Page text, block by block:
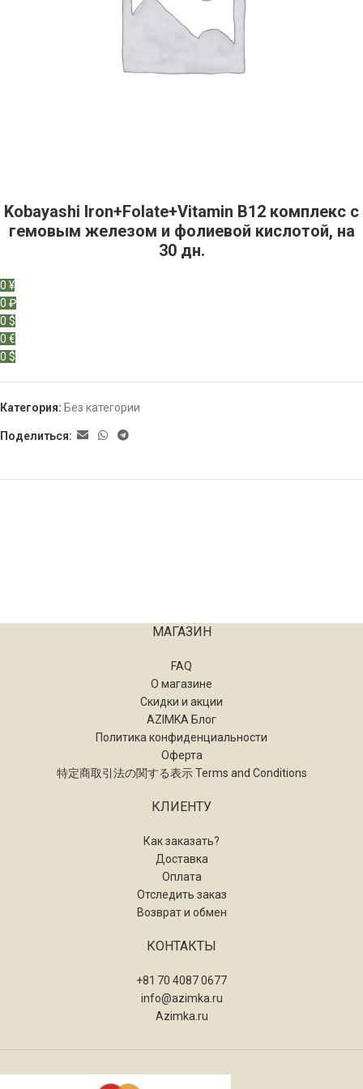
Kobayashi Iron+Folate+Vitamin B12 комплекс с
гемовым железом и фолиевой кислотой, на
30 дн.
0 ¥
0 ₽
0 $
0 €
0 $
Категория: Без категории
Поделиться:
МАГАЗИН
FAQ
О магазине
Скидки и акции
AZIMKA Блог
Политика конфиденциальности
Оферта
特定商取引法の関する表示 Terms and Conditions
КЛИЕНТУ
Как заказать?
Доставка
Оплата
Отследить заказ
Возврат и обмен
КОНТАКТЫ
+81 70 4087 0677
info@azimka.ru
Azimka.ru